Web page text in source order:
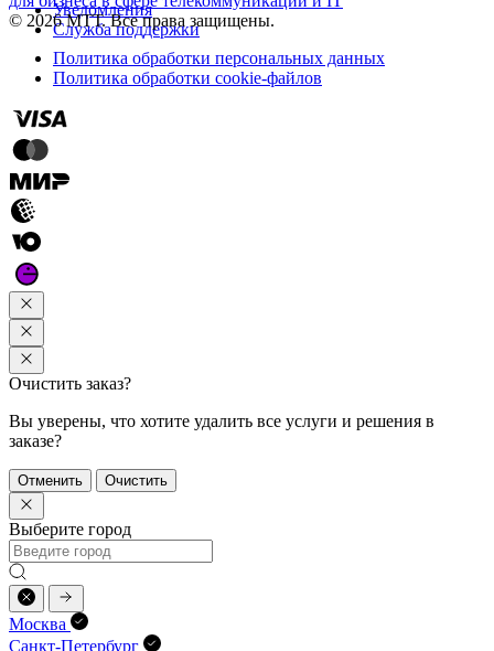
Уведомления
Служба поддержки
© 2026 МТТ. Все права защищены.
Политика обработки персональных данных
Политика обработки cookie-файлов
Очистить заказ?
Вы уверены, что хотите удалить все услуги и решения в
заказе?
Отменить Очистить
Выберите город
Москва
Санкт-Петербург